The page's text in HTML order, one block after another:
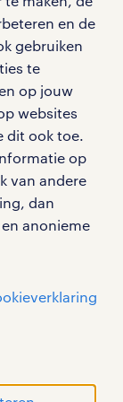
en de
gebruiken
te
op jouw
websites
dit ook toe.
op
van andere
dan
anonieme